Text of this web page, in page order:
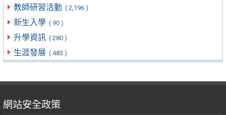
教師研習活動 ( 2,196 )
新生入學 ( 90 )
升學資訊 ( 280 )
生涯發展 ( 483 )
網站安全政策